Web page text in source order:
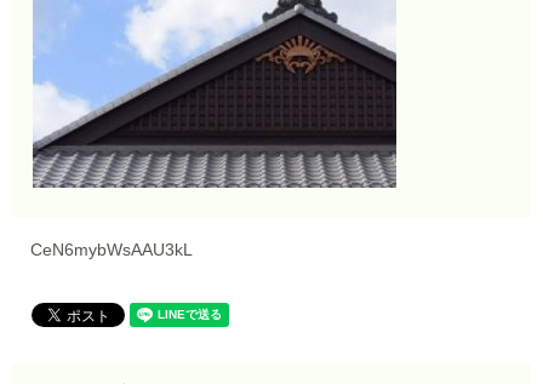
CeN6mybWsAAU3kL